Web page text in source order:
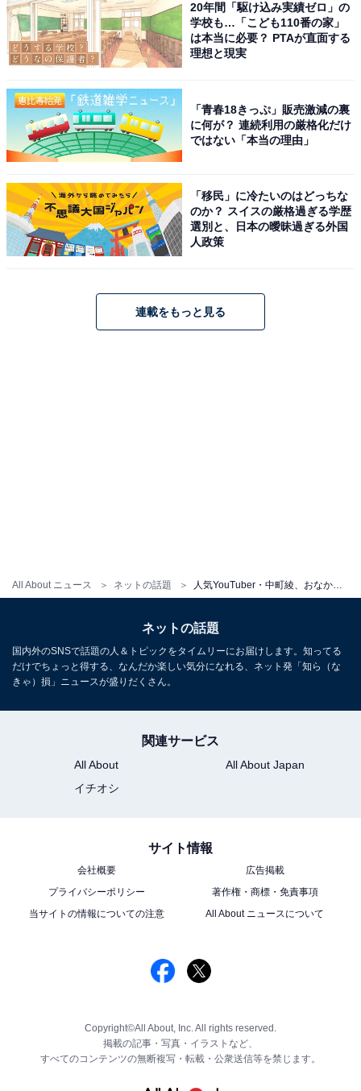
All About ニュース ネットの話題
20年間「駆け込み実績ゼロ」の
学校も…「こども110番の家」
は本当に必要？ PTAが直面する
理想と現実
「青春18きっぷ」販売激減の裏
に何が？ 連続利用の厳格化だけ
ではない「本当の理由」
「移民」に冷たいのはどっちな
のか？ スイスの厳格過ぎる学歴
選別と、日本の曖昧過ぎる外国
人政策
連載をもっと見る
ネットの話題
国内外のSNSで話題の人＆トピックをタイムリーにお届けします。知ってる
だけでちょっと得する、なんだか楽しい気分になれる、ネット発「知ら（な
きゃ）損」ニュースが盛りだくさん。
関連サービス
All About
All About Japan
イチオシ
サイト情報
会社概要
広告掲載
プライバシーポリシー
著作権・商標・免責事項
当サイトの情報についての注意
All About ニュースについて
Copyright©All About, Inc. All rights reserved.
掲載の記事・写真・イラストなど、
すべてのコンテンツの無断複写・転載・公衆送信等を禁じます。